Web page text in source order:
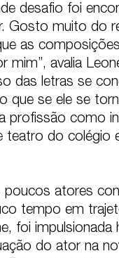
desafio foi
Gosto muito do
as
mim”, avalia
das letras se
que se ele se
profissão como
teatro do colégio
poucos atores
tempo em
foi impulsionada
do ator na